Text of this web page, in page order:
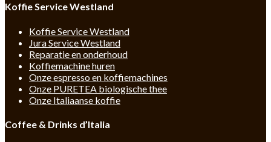
Koffie Service Westland
Koffie Service Westland
Jura Service Westland
Reparatie en onderhoud
Koffiemachine huren
Onze espresso en koffiemachines
Onze PURETEA biologische thee
Onze Italiaanse koffie
Coffee & Drinks d’Italia